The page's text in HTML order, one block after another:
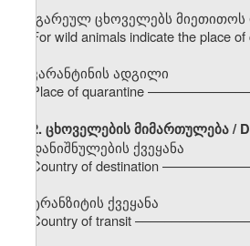
(გარეულ ცხოველებს
For wild animals indicate the place
კარანტინის ადგილი
Place of quarantine
2. ცხოველების მიმართულება /
დანიშნულების ქვეყანა
Country of destination
ტრანზიტის ქვეყანა
Country of transit